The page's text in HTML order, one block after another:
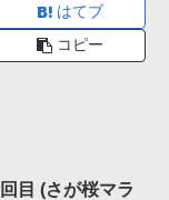
はてブ
コピー
目 (さが桜マラ